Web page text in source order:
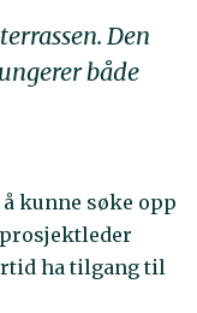
Den
både
kunne søke opp
ha tilgang til